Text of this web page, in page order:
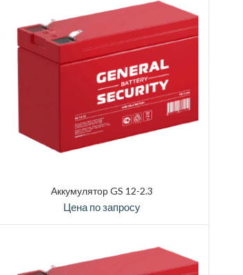
Аккумулятор GS 12-2.3
Цена по запросу